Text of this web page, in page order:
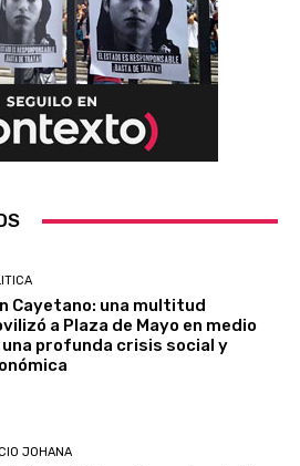
Cayetano: una multitud
a Plaza de Mayo en medio
una profunda crisis social y
JOHANA